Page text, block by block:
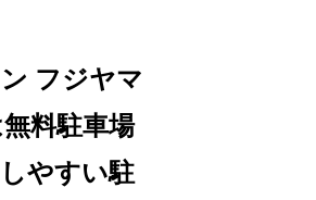
フジヤマ
料駐車場
やすい駐